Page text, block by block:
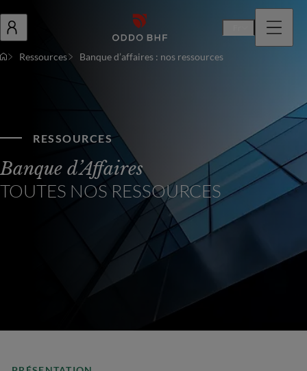
Ressources Banque d’affaires : nos ressources
RESSOURCES
Banque d’Affaires
TOUTES NOS RESSOURCES